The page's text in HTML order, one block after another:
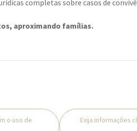
completas sobre casos de
aproximando famílias.
o uso de
Exija informações